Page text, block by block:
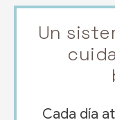
Un
Cada día